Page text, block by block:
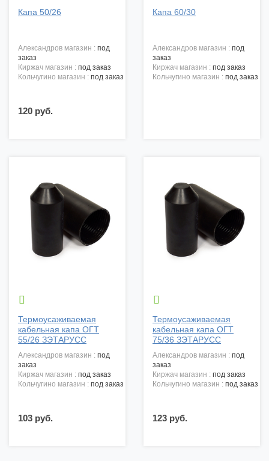
Капа 50/26
александров магазин : под
заказ
киржач магазин : под заказ
кольчугино магазин : под заказ
120 руб.
Капа 60/30
александров магазин : под
заказ
киржач магазин : под заказ
кольчугино магазин : под заказ

Термоусаживаемая
кабельная капа ОГТ
55/26 ЗЭТАРУСС
александров магазин : под
заказ
киржач магазин : под заказ
кольчугино магазин : под заказ
103 руб.

Термоусаживаемая
кабельная капа ОГТ
75/36 ЗЭТАРУСС
александров магазин : под
заказ
киржач магазин : под заказ
кольчугино магазин : под заказ
123 руб.